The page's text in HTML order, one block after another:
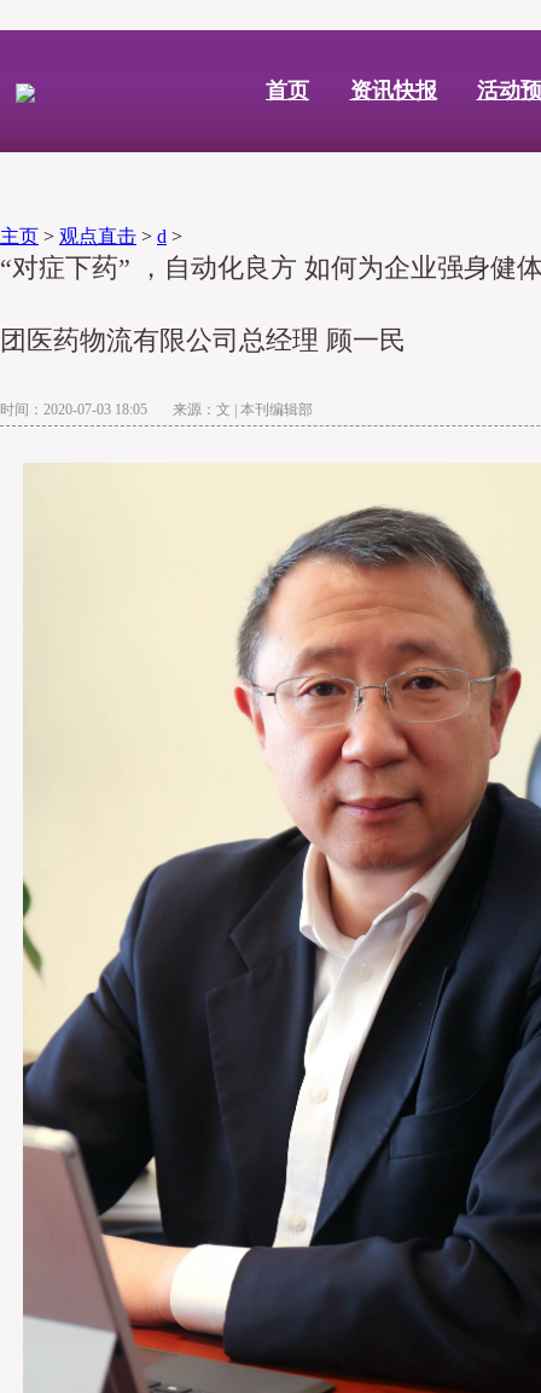
首页 资讯快报 活动
主页 > 观点直击 > d >
“对症下药” ，自动化良方 如何为企业强身
团医药物流有限公司总经理 顾一民
时间：2020-07-03 18:05 来源：文 | 本刊编辑部